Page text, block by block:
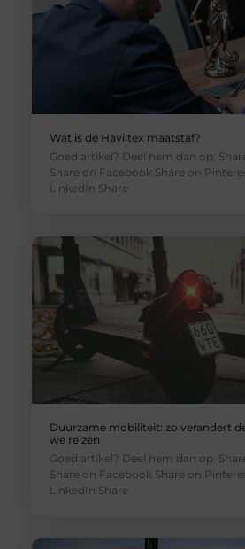
Wat is de Haviltex maatstaf?
Goed artikel? Deel hem dan op:
Share on Facebook Share on
LinkedIn Share
Duurzame mobiliteit: zo verandert
we reizen
Goed artikel? Deel hem dan op:
Share on Facebook Share on
LinkedIn Share